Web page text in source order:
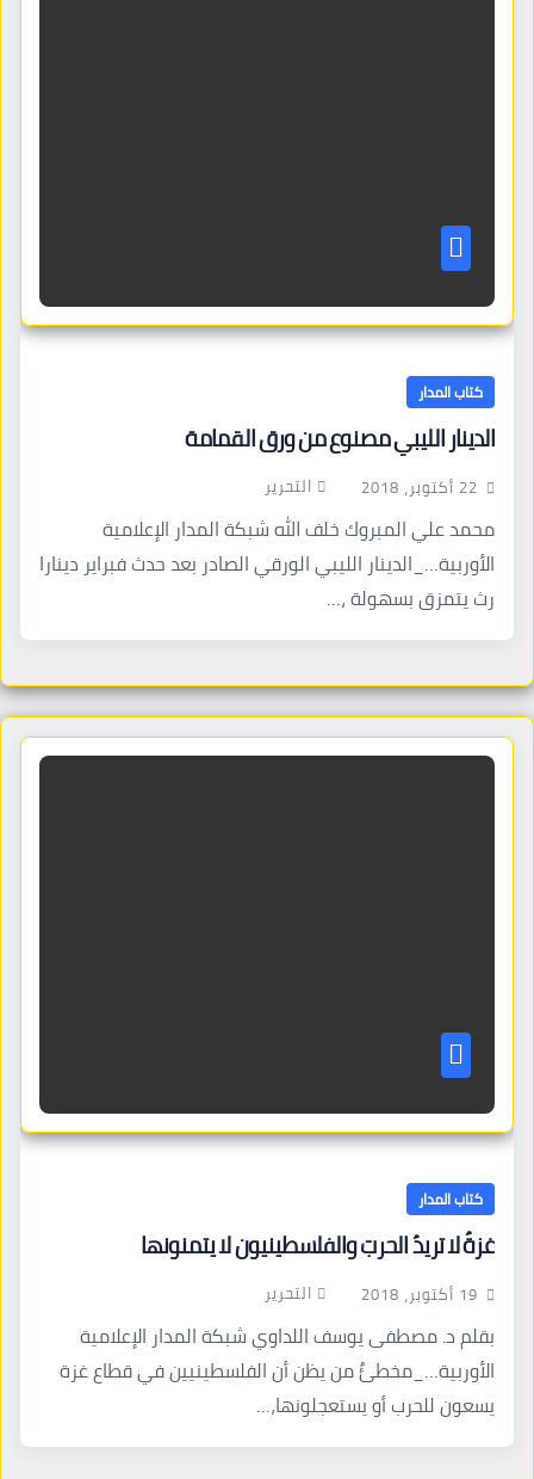
كتاب المدار
الدينار الليبي مصنوع من ورق القمامة
22 أكتوبر، 2018 التحرير
محمد علي المبروك خلف الله شبكة المدار الإعلامية
الأوربية…_الدينار الليبي الورقي الصادر بعد حدث فبراير دينارا
رث يتمزق بسهولة ،…
كتاب المدار
غزةُ لا تريدُ الحربَ والفلسطينيون لا يتمنونها
19 أكتوبر، 2018 التحرير
بقلم د. مصطفى يوسف اللداوي شبكة المدار الإعلامية
الأوربية…_مخطئٌ من يظن أن الفلسطينيين في قطاع غزة
يسعون للحرب أو يستعجلونها،…